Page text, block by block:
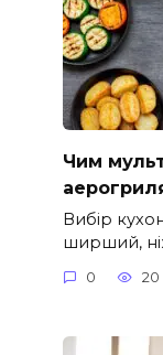
Чим
Вибір
ширший,
0 20